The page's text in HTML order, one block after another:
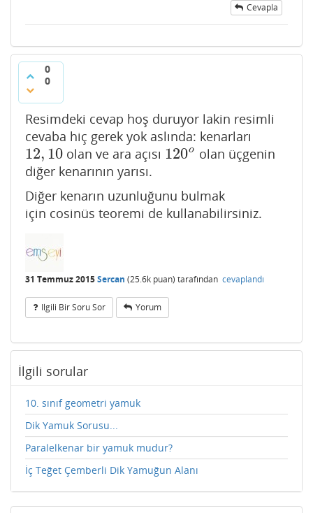
Cevapla
0
0
Resimdeki cevap hoş duruyor lakin resimli
cevaba hiç gerek yok aslında: kenarları
12, 10
12,10 olan ve ara açısı 120o
120o olan üçgenin
diğer kenarının yarısı.
Diğer kenarın uzunluğunu bulmak
için cosinüs teoremi de kullanabilirsiniz.
31 Temmuz 2015Sercan (25.6k puan) tarafından cevaplandı
Ilgili Bir Soru Sor Yorum
İlgili sorular
10. sınıf geometri yamuk
Dik Yamuk Sorusu...
Paralelkenar bir yamuk mudur?
İç Teğet Çemberli Dik Yamuğun Alanı